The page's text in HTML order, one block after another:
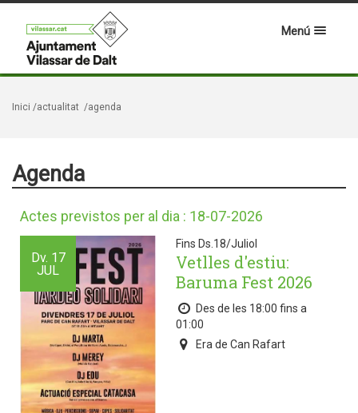
Menú
Inici /actualitat /agenda
Agenda
Actes previstos per al dia : 18-07-2026
Dv. 17
JUL
Fins Ds.18/Juliol
Vetlles d'estiu:
Baruma Fest 2026
Des de les 18:00 fins a
01:00
Era de Can Rafart